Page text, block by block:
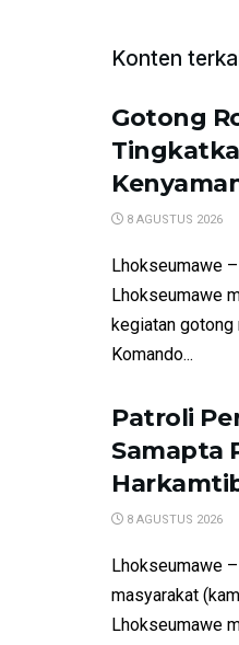
Konten
Gotong
8 AGUSTUS 2026
Lhokseumawe
Lhokseumawe
kegiatan
Komando...
Patroli
Samapta
8 AGUSTUS 2026
Lhokseumawe
masyarakat
Lhokseumawe